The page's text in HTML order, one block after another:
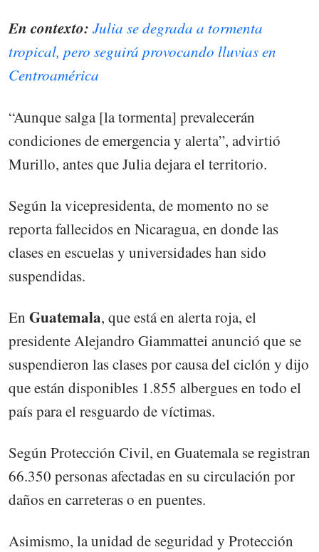
En contexto: Julia se degrada a tormenta
tropical, pero seguirá provocando lluvias en
Centroamérica
“Aunque salga [la tormenta] prevalecerán
condiciones de emergencia y alerta”, advirtió
Murillo, antes que Julia dejara el territorio.
Según la vicepresidenta, de momento no se
reporta fallecidos en Nicaragua, en donde las
clases en escuelas y universidades han sido
suspendidas.
En Guatemala, que está en alerta roja, el
presidente Alejandro Giammattei anunció que se
suspendieron las clases por causa del ciclón y dijo
que están disponibles 1.855 albergues en todo el
país para el resguardo de víctimas.
Según Protección Civil, en Guatemala se registran
66.350 personas afectadas en su circulación por
daños en carreteras o en puentes.
Asimismo, la unidad de seguridad y Protección